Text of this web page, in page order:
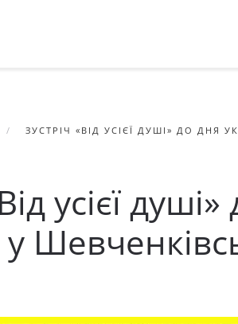
ЗУСТРІЧ «ВІД УСІЄЇ ДУШІ» ДО ДНЯ
усієї
у